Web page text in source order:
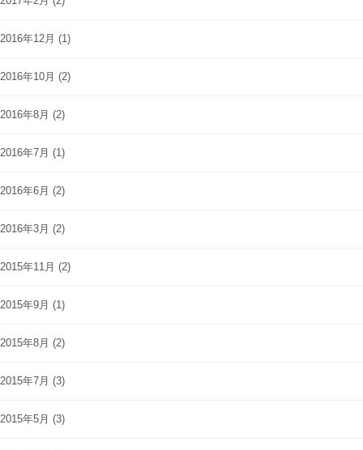
2016年12月 (1)
2016年10月 (2)
2016年8月 (2)
2016年7月 (1)
2016年6月 (2)
2016年3月 (2)
2015年11月 (2)
2015年9月 (1)
2015年8月 (2)
2015年7月 (3)
2015年5月 (3)